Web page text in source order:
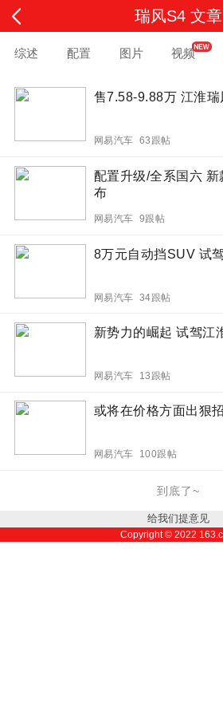
瑞风S4 文章
综述 配置 图片 视频
售7.58-9.88万 江淮
网易汽车 63跟帖
配置升级/全系国六
布
网易汽车 9跟帖
8万元自动挡SUV 试
网易汽车 34跟帖
新势力的崛起 试驾江
网易汽车 13跟帖
或将在价格方面出狠
网易汽车 100跟帖
到底了~
给我们提意见
Copyright © 2022